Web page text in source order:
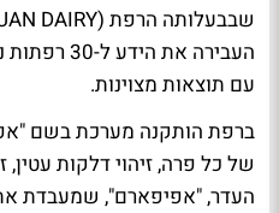
העבירה את
עם תוצאות מצוינות.
ברפת הותקנה מערכת בשם
של כל פרה, זיהוי דלקות עטין,
העדר, "אפיפארם", שמעבדת